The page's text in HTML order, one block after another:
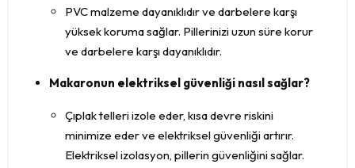
PVC malzeme dayanıklıdır ve darbelere karşı
yüksek koruma sağlar. Pillerinizi uzun süre korur
ve darbelere karşı dayanıklıdır.
Makaronun elektriksel güvenliği nasıl sağlar?
Çıplak telleri izole eder, kısa devre riskini
minimize eder ve elektriksel güvenliği artırır.
Elektriksel izolasyon, pillerin güvenliğini sağlar.